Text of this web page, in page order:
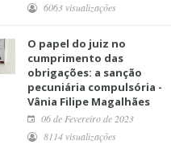
6063 visualizações
O papel do juiz no
cumprimento das
obrigações: a sanção
pecuniária compulsória -
Vânia Filipe Magalhães
06 de Fevereiro de 2023
8114 visualizações